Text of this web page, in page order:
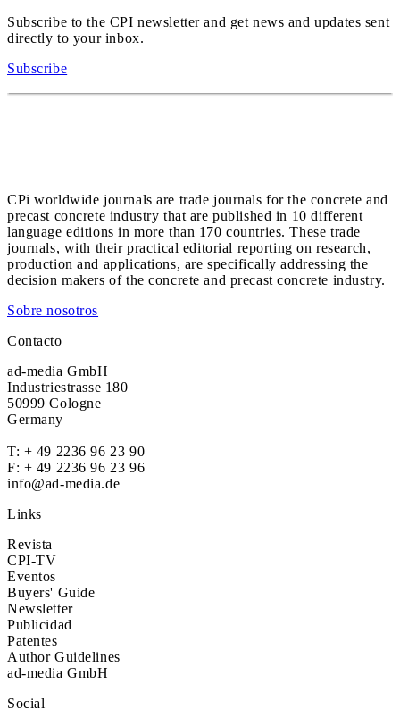
Subscribe to the CPI newsletter and get news and updates sent
directly to your inbox.
Subscribe
CPi worldwide journals are trade journals for the concrete and
precast concrete industry that are published in 10 different
language editions in more than 170 countries. These trade
journals, with their practical editorial reporting on research,
production and applications, are specifically addressing the
decision makers of the concrete and precast concrete industry.
Sobre nosotros
Contacto
ad-media GmbH
Industriestrasse 180
50999 Cologne
Germany
T: + 49 2236 96 23 90
F: + 49 2236 96 23 96
info@ad-media.de
Links
Revista
CPI-TV
Eventos
Buyers' Guide
Newsletter
Publicidad
Patentes
Author Guidelines
ad-media GmbH
Social